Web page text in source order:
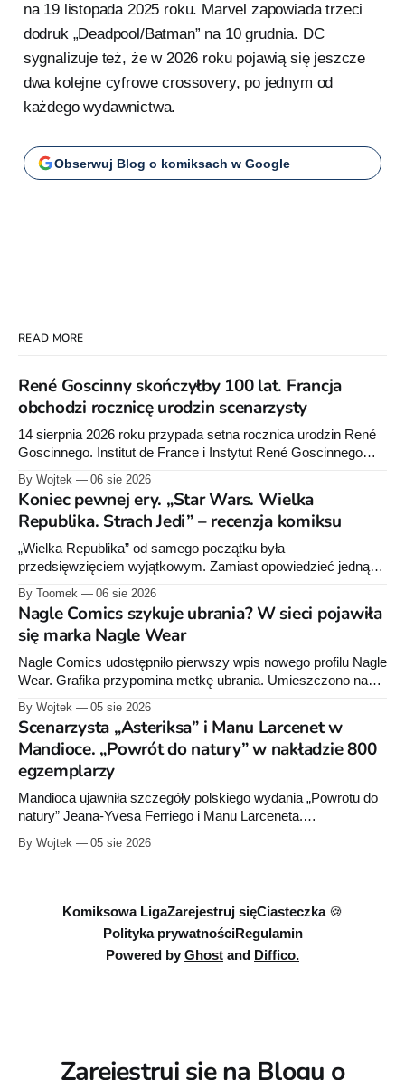
na 19 listopada 2025 roku. Marvel zapowiada trzeci
dodruk „Deadpool/Batman” na 10 grudnia. DC
sygnalizuje też, że w 2026 roku pojawią się jeszcze
dwa kolejne cyfrowe crossovery, po jednym od
każdego wydawnictwa.
Obserwuj Blog o komiksach w Google
READ MORE
René Goscinny skończyłby 100 lat. Francja
obchodzi rocznicę urodzin scenarzysty
14 sierpnia 2026 roku przypada setna rocznica urodzin René
Goscinnego. Institut de France i Instytut René Goscinnego
przygotowały obchody oraz premiery książek Pascala
Ory’ego i Catel.
By Wojtek 06 sie 2026
Koniec pewnej ery. „Star Wars. Wielka
Republika. Strach Jedi” – recenzja komiksu
„Wielka Republika” od samego początku była
przedsięwzięciem wyjątkowym. Zamiast opowiedzieć jedną
historię w jednej serii książek czy komiksów, Lucasfilm
zdecydował się stworzyć rozbudowany projekt wydawniczy
obejmujący powieści dla dorosłych, młodzieży i młodszych
czytelników, komiksy Marvela i Dark Horse'a, słuchowiska
oraz opowiadania. Wszystkie te elementy wzajemnie się
uzupełniają, tworząc
By Toomek 06 sie 2026
Nagle Comics szykuje ubrania? W sieci pojawiła
się marka Nagle Wear
Nagle Comics udostępniło pierwszy wpis nowego profilu Nagle
Wear. Grafika przypomina metkę ubrania. Umieszczono na
niej informacje „100% cotton”, „Made in Poland” oraz symbole
dotyczące prania. Powstała też osobna domena internetowa
pod nazwą marki.
By Wojtek 05 sie 2026
Scenarzysta „Asteriksa” i Manu Larcenet w
Mandioce. „Powrót do natury” w nakładzie 800
egzemplarzy
Mandioca ujawniła szczegóły polskiego wydania „Powrotu do
natury” Jeana-Yvesa Ferriego i Manu Larceneta.
Sześciotomowa seria trafi do jednego integrala liczącego około
290 stron.
By Wojtek 05 sie 2026
Komiksowa LigaZarejestruj sięCiasteczka 🍪
Polityka prywatnościRegulamin
Powered by Ghost and Diffico.
Zarejestruj się na Blogu o